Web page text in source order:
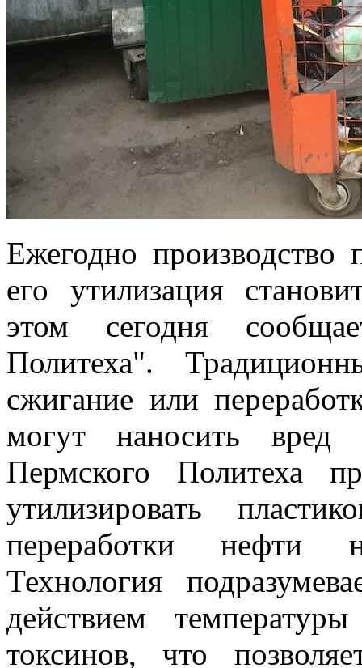
Ежегодно производство
его утилизация
этом сегодня
Политеха".
сжигание или
могут наносить
Пермского Политеха
утилизировать
переработки нефти
Технология
действием
токсинов, что